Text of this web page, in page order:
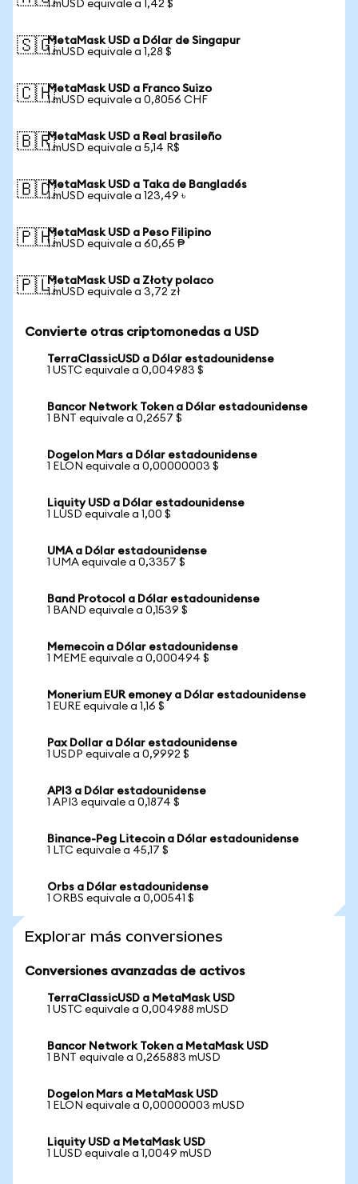
1 mUSD equivale a 1,42 $
🇸🇬MetaMask USD a Dólar de Singapur
1 mUSD equivale a 1,28 $
🇨🇭MetaMask USD a Franco Suizo
1 mUSD equivale a 0,8056 CHF
🇧🇷MetaMask USD a Real brasileño
1 mUSD equivale a 5,14 R$
🇧🇩MetaMask USD a Taka de Bangladés
1 mUSD equivale a 123,49 ৳
🇵🇭MetaMask USD a Peso Filipino
1 mUSD equivale a 60,65 ₱
🇵🇱MetaMask USD a Złoty polaco
1 mUSD equivale a 3,72 zł
Convierte otras criptomonedas a USD
TerraClassicUSD a Dólar estadounidense
1 USTC equivale a 0,004983 $
Bancor Network Token a Dólar estadounidense
1 BNT equivale a 0,2657 $
Dogelon Mars a Dólar estadounidense
1 ELON equivale a 0,00000003 $
Liquity USD a Dólar estadounidense
1 LUSD equivale a 1,00 $
UMA a Dólar estadounidense
1 UMA equivale a 0,3357 $
Band Protocol a Dólar estadounidense
1 BAND equivale a 0,1539 $
Memecoin a Dólar estadounidense
1 MEME equivale a 0,000494 $
Monerium EUR emoney a Dólar estadounidense
1 EURE equivale a 1,16 $
Pax Dollar a Dólar estadounidense
1 USDP equivale a 0,9992 $
API3 a Dólar estadounidense
1 API3 equivale a 0,1874 $
Binance-Peg Litecoin a Dólar estadounidense
1 LTC equivale a 45,17 $
Orbs a Dólar estadounidense
1 ORBS equivale a 0,00541 $
Explorar más conversiones
Conversiones avanzadas de activos
TerraClassicUSD a MetaMask USD
1 USTC equivale a 0,004988 mUSD
Bancor Network Token a MetaMask USD
1 BNT equivale a 0,265883 mUSD
Dogelon Mars a MetaMask USD
1 ELON equivale a 0,00000003 mUSD
Liquity USD a MetaMask USD
1 LUSD equivale a 1,0049 mUSD